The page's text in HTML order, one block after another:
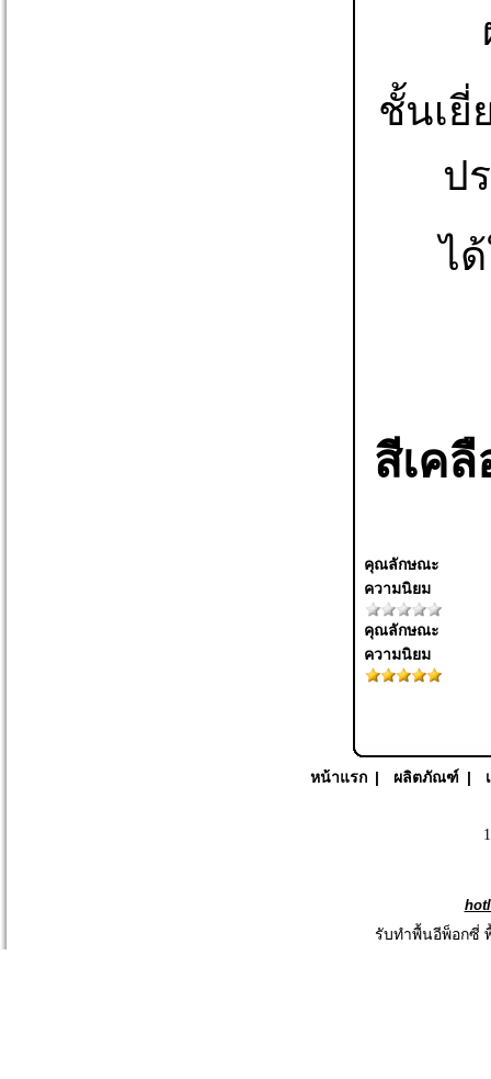
ชั้นเยี่
ป
ไ
สีเค
คุณลักษณะ
ความนิยม
คุณลักษณะ
ความนิยม
หน้าแรก | ผลิตภัณฑ์ |
รับทำพื้นอีพ็อกซี่